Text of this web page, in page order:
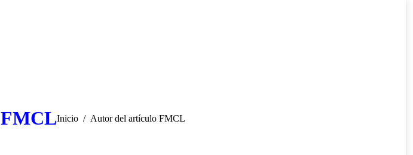
FMCLEstás aquí:
Inicio Autor del artículo FMCL